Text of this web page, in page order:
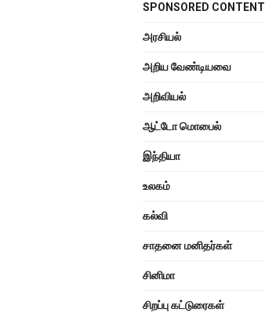
SPONSORED CONTENT
அரசியல்
அறிய வேண்டியவை
அறிவியல்
ஆட்டோ மொபைல்
இந்தியா
உலகம்
கல்வி
சாதனை மனிதர்கள்
சினிமா
சிறப்பு கட்டுரைகள்